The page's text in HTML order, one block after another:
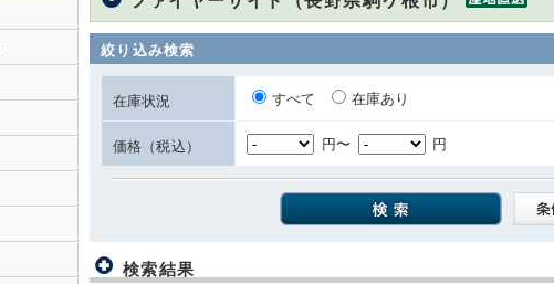
絞り込み検索
在庫状況 すべて 在庫あり
価格（税込） 円〜 円
検索結果